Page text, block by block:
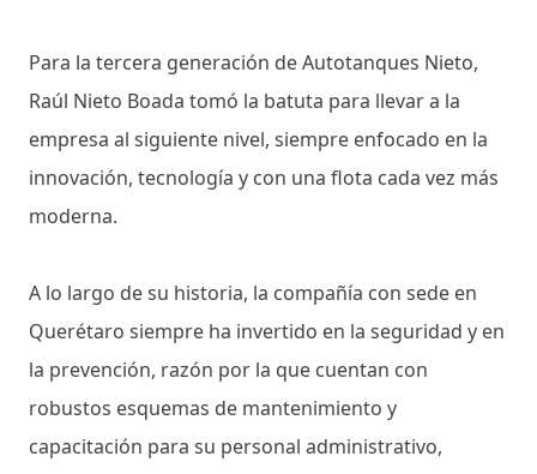
Para la tercera generación de Autotanques Nieto,
Raúl Nieto Boada tomó la batuta para llevar a la
empresa al siguiente nivel, siempre enfocado en la
innovación, tecnología y con una flota cada vez más
moderna.
A lo largo de su historia, la compañía con sede en
Querétaro siempre ha invertido en la seguridad y en
la prevención, razón por la que cuentan con
robustos esquemas de mantenimiento y
capacitación para su personal administrativo,